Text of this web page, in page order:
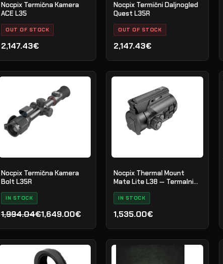
Nocpix Termična Kamera
ACE L35
OUT OF STOCK
2,147.43€
Nocpix Termični Daljnogled
Quest L35R
OUT OF STOCK
2,147.43€
Nocpix Termična Kamera
Bolt L35R
IN STOCK
1,994.04€
Izvirna
cena
je
1,649.00€
Trenutna
cena
je:
1,649.00€.
Nocpix Thermal Mount
Mate Lite L38 — Termalni
nastavek
IN STOCK
1,535.00€